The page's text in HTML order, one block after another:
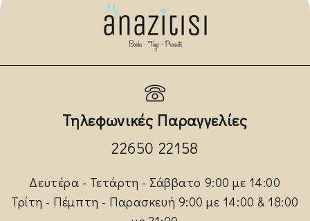
Τηλεφωνικές Παραγγελίες
22650 22158
Δευτέρα - Τετάρτη - Σάββατο 9:00 με 14:00
Τρίτη - Πέμπτη - Παρασκευή 9:00 με 14:00 & 18:00